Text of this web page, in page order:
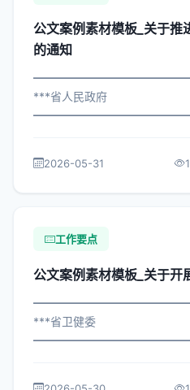
公文案例素材模板_关于推
的通知
***省人民政府
各直属机构： 为深入贯彻
2026-05-31
工作要点
公文案例素材模板_关于开
***省卫健委